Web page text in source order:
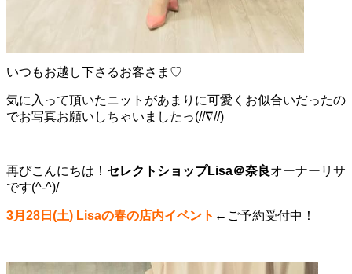
いつもお越し下さるお客さま♡
気に入って頂いたニットがあまりに可愛くお似合いだったの
でお写真お願いしちゃいましたっ(//∇//)
再びこんにちは！ セレクトショップLisa＠奈良オーナーリサ
です(^-^)/
3月28日(土) Lisaの春の店内イベント ←ご予約受付中！